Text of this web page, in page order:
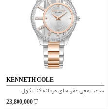
KENNETH COLE
ساعت مچی عقربه ای مردانه کنت کول
23,800,000